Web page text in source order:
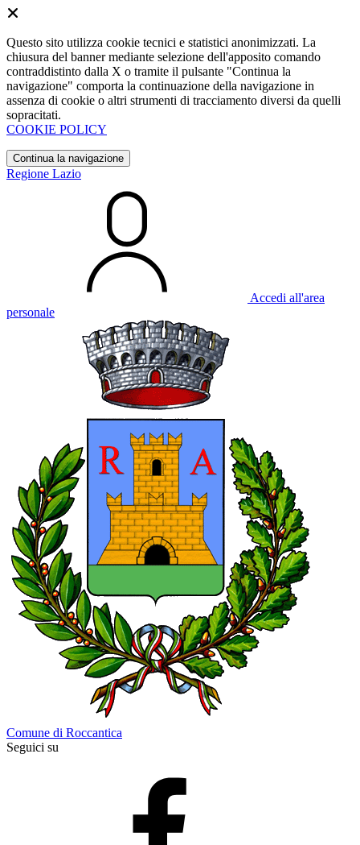
Questo sito utilizza cookie tecnici e statistici anonimizzati. La
chiusura del banner mediante selezione dell'apposito comando
contraddistinto dalla X o tramite il pulsante "Continua la
navigazione" comporta la continuazione della navigazione in
assenza di cookie o altri strumenti di tracciamento diversi da quelli
sopracitati.
COOKIE POLICY
Continua la navigazione
Regione Lazio
Accedi all'area
personale
Comune di Roccantica
Seguici su